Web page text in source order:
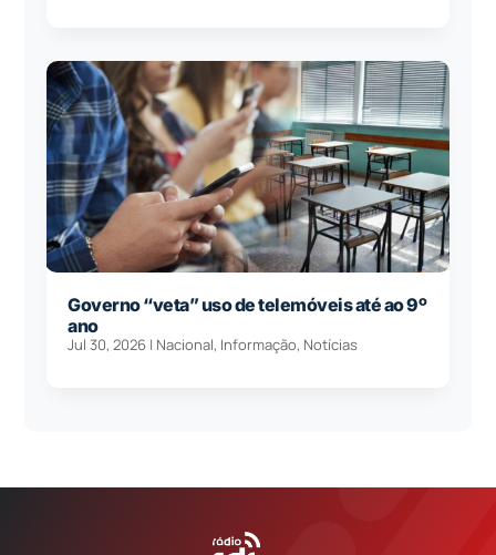
Governo “veta” uso de telemóveis até ao 9º
ano
Jul 30, 2026 | Nacional, Informação, Notícias